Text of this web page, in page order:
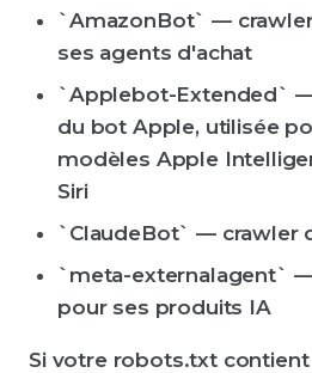
`AmazonBot` —
ses agents d'achat
`Applebot-Extended`
du bot Apple, utilisée
modèles Apple
Siri
`ClaudeBot` — crawler
`meta-externalagent`
pour ses produits IA
Si votre robots.txt